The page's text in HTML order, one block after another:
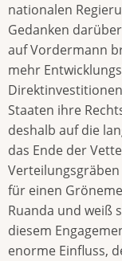
nationalen
Gedanken
auf Vordermann
mehr
Staaten ihre
deshalb auf die
das Ende der
für einen
Ruanda und weiß
diesem
enorme Einfluss,